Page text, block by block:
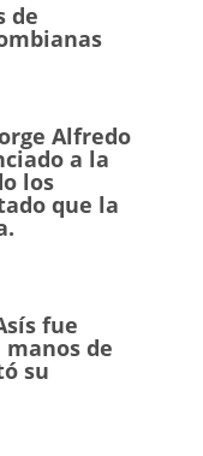
de
Alfredo
a la
los
que la
fue
de
su